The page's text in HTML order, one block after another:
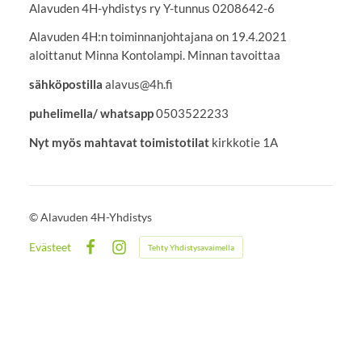
Alavuden 4H-yhdistys ry Y-tunnus 0208642-6
Alavuden 4H:n toiminnanjohtajana on 19.4.2021
aloittanut Minna Kontolampi. Minnan tavoittaa
sähköpostilla alavus@4h.fi
puhelimella/ whatsapp0503522233
Nyt myös mahtavat toimistotilatkirkkotie 1A
©Alavuden 4H-Yhdistys
Evästeet
Instagram
Tehty Yhdistysavaimella